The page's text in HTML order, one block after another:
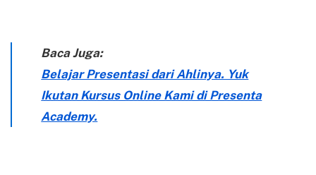
Baca Juga:
Belajar Presentasi dari Ahlinya. Yuk
Ikutan Kursus Online Kami di Presenta
Academy.